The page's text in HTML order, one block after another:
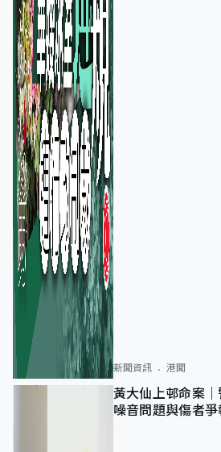
新聞資訊 港聞
黃大仙上邨命案
噪音問題與傷者